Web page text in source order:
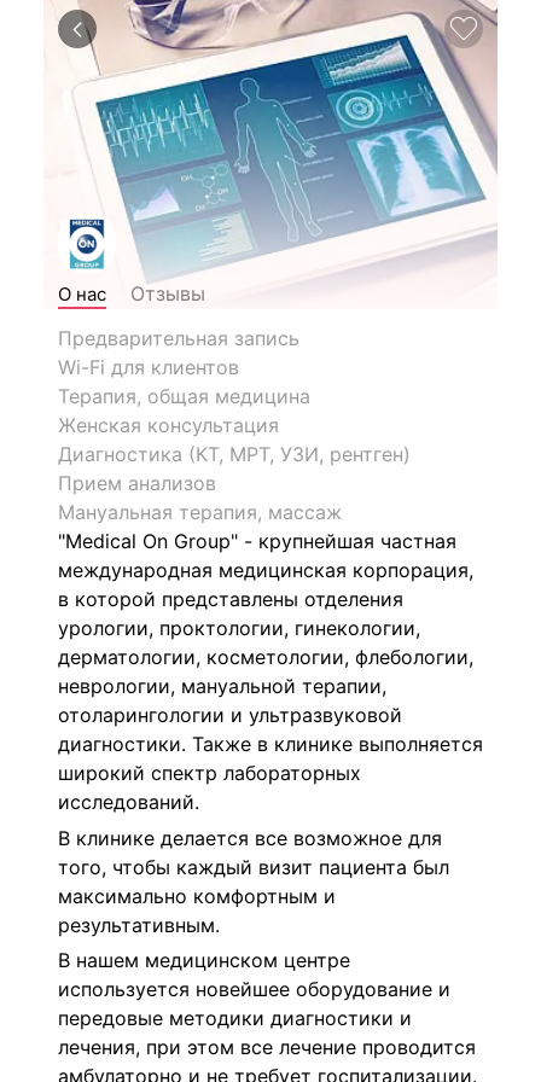
О нас
Отзывы
Предварительная запись
Wi-Fi для клиентов
Терапия, общая медицина
Женская консультация
Диагностика (КТ, МРТ, УЗИ, рентген)
Прием анализов
Мануальная терапия, массаж
"Medical On Group" - крупнейшая частная
международная медицинская корпорация,
в которой представлены отделения
урологии, проктологии, гинекологии,
дерматологии, косметологии, флебологии,
неврологии, мануальной терапии,
отоларингологии и ультразвуковой
диагностики. Также в клинике выполняется
широкий спектр лабораторных
исследований.
В клинике делается все возможное для
того, чтобы каждый визит пациента был
максимально комфортным и
результативным.
В нашем медицинском центре
используется новейшее оборудование и
передовые методики диагностики и
лечения, при этом все лечение проводится
амбулаторно и не требует госпитализации.